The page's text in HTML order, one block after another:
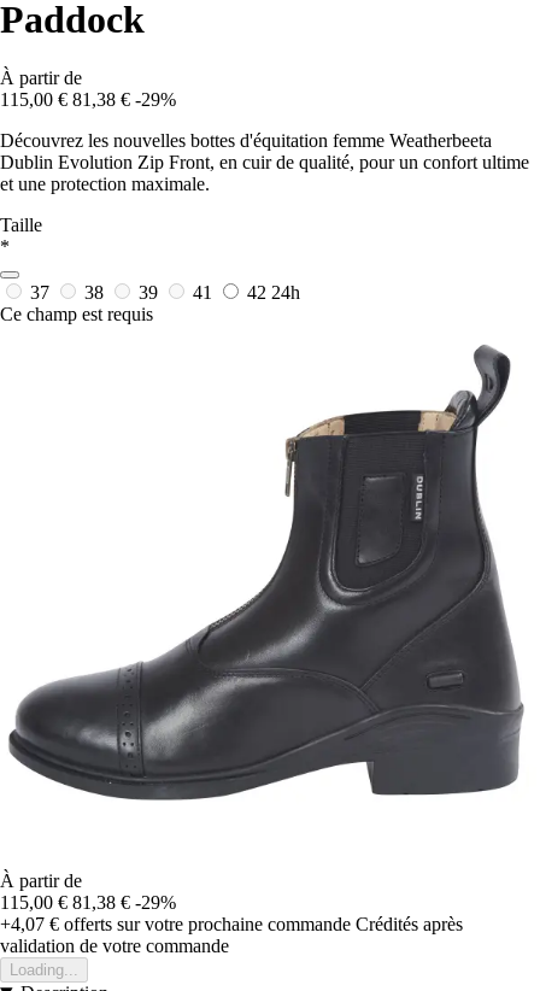
Paddock
À partir de
115,00 € 81,38 € -29%
Découvrez les nouvelles bottes d'équitation femme Weatherbeeta
Dublin Evolution Zip Front, en cuir de qualité, pour un confort ultime
et une protection maximale.
Taille
*
37 38 39 41 42 24h
Ce champ est requis
À partir de
115,00 € 81,38 € -29%
+4,07 € offerts sur votre prochaine commande Crédités après
validation de votre commande
Loading...